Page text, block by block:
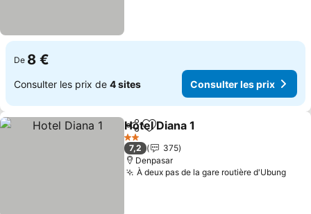
De 8 €
Consulter les prix de 4 sites Consulter les prix
PartagerAjouter à mes favoris
Hotel Diana 1
2 Étoiles
7,2
375
Denpasar
À deux pas de la gare routière d'Ubung